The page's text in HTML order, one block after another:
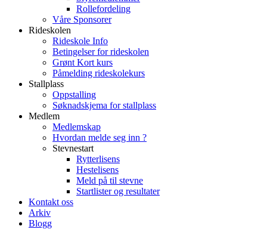
Rollefordeling
Våre Sponsorer
Rideskolen
Rideskole Info
Betingelser for rideskolen
Grønt Kort kurs
Påmelding rideskolekurs
Stallplass
Oppstalling
Søknadskjema for stallplass
Medlem
Medlemskap
Hvordan melde seg inn ?
Stevnestart
Rytterlisens
Hestelisens
Meld på til stevne
Startlister og resultater
Kontakt oss
Arkiv
Blogg